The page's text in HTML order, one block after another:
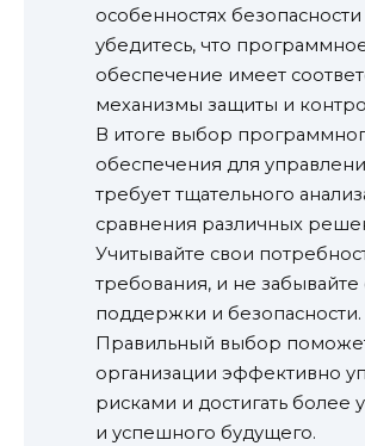
особенностях
убедитесь, что
обеспечение имеет
механизмы защиты и
В итоге выбор
обеспечения для
требует тщательного
сравнения различных
Учитывайте свои
требования, и не забывайте
поддержки и безопасности.
Правильный выбор
организации эффективно
рисками и достигать более
и успешного будущего.